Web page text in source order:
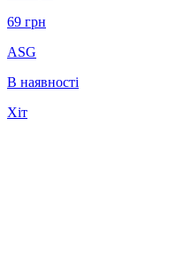
69 грн
ASG
В наявності
Хіт